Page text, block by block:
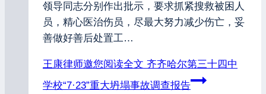
领导同志分别作出批示，要求抓紧搜救被困人
员，精心医治伤员，尽最大努力减少伤亡，妥
善做好善后处置工…
王康律师邀您阅读全文 齐齐哈尔第三十四中
学校“7·23”重大坍塌事故调查报告